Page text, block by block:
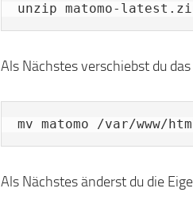
unzip matomo-
Als Nächstes verschiebst du
mv matomo /var/www/
Als Nächstes änderst du die